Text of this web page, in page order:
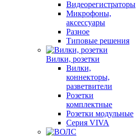
Видеорегистраторы
Микрофоны,
аксессуары
Разное
Типовые решения
Вилки, розетки
Вилки,
коннекторы,
разветвители
Розетки
комплектные
Розетки модульные
Серия VIVA